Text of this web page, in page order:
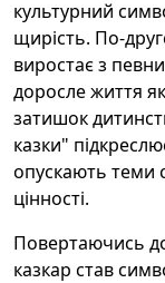
культурний
щирість. По-
виростає з
доросле життя
затишок
казки"
опускають теми
цінності.
Повертаючись
казкар став